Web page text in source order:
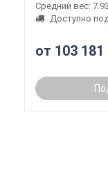
Средний вес:
Доступно
от 103 181